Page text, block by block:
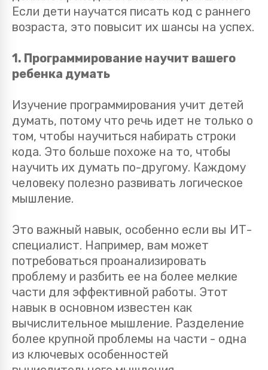
Если дети научатся писать код с раннего
возраста, это повысит их шансы на успех.
1. Программирование научит вашего
ребенка думать
Изучение программирования учит детей
думать, потому что речь идет не только о
том, чтобы научиться набирать строки
кода. Это больше похоже на то, чтобы
научить их думать по-другому. Каждому
человеку полезно развивать логическое
мышление.
Это важный навык, особенно если вы ИТ-
специалист. Например, вам может
потребоваться проанализировать
проблему и разбить ее на более мелкие
части для эффективной работы. Этот
навык в основном известен как
вычислительное мышление. Разделение
более крупной проблемы на части - одна
из ключевых особенностей